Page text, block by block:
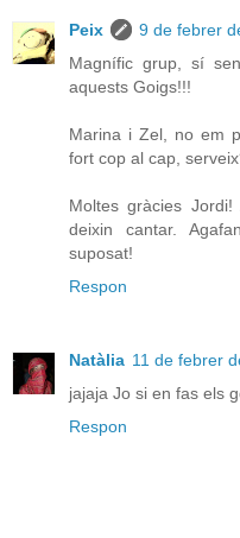
Peix
9 de febrer
Magnífic grup, sí
aquests Goigs!!!
Marina i Zel, no em
fort cop al cap,
Moltes gràcies
deixin cantar.
suposat!
Respon
Natàlia 11 de febrer
jajaja Jo si en fas els
Respon